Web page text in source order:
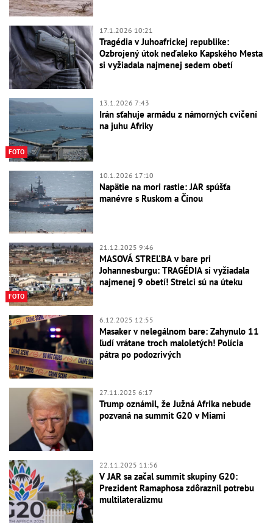
17.1.2026 10:21
Tragédia v Juhoafrickej republike:
Ozbrojený útok neďaleko Kapského Mesta
si vyžiadala najmenej sedem obetí
FOTO
13.1.2026 7:43
Irán sťahuje armádu z námorných cvičení
na juhu Afriky
10.1.2026 17:10
Napätie na mori rastie: JAR spúšťa
manévre s Ruskom a Čínou
FOTO
21.12.2025 9:46
MASOVÁ STREĽBA v bare pri
Johannesburgu: TRAGÉDIA si vyžiadala
najmenej 9 obetí! Strelci sú na úteku
6.12.2025 12:55
Masaker v nelegálnom bare: Zahynulo 11
ľudí vrátane troch maloletých! Polícia
pátra po podozrivých
27.11.2025 6:17
Trump oznámil, že Južná Afrika nebude
pozvaná na summit G20 v Miami
22.11.2025 11:56
V JAR sa začal summit skupiny G20:
Prezident Ramaphosa zdôraznil potrebu
multilateralizmu